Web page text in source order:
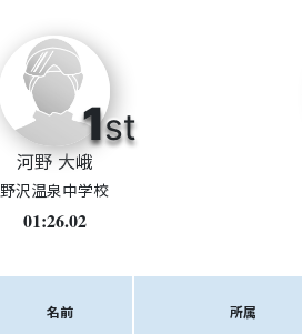
1st
河野 大峨
野沢温泉中学校
01:26.02
名前 所属